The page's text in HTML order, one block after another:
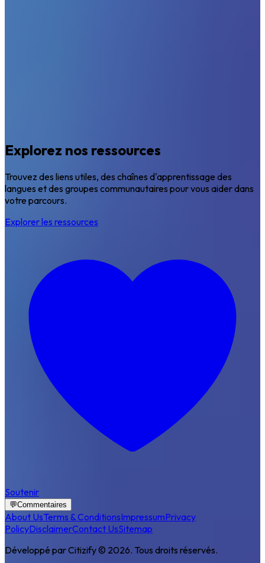
Explorez nos ressources
Trouvez des liens utiles, des chaînes d'apprentissage des
langues et des groupes communautaires pour vous aider dans
votre parcours.
Explorer les ressources
Soutenir
💬Commentaires
About UsTerms & ConditionsImpressumPrivacy
PolicyDisclaimerContact UsSitemap
Développé par Citizify © 2026. Tous droits réservés.